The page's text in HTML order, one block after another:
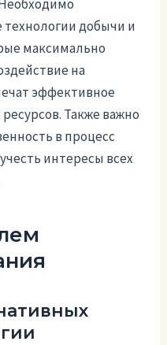
технологии добычи и
максимально
на
эффективное
Также важно
в процесс
интересы всех